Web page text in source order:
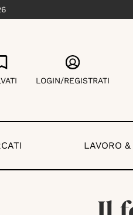
LOGIN/REGISTRATI
LAVORO